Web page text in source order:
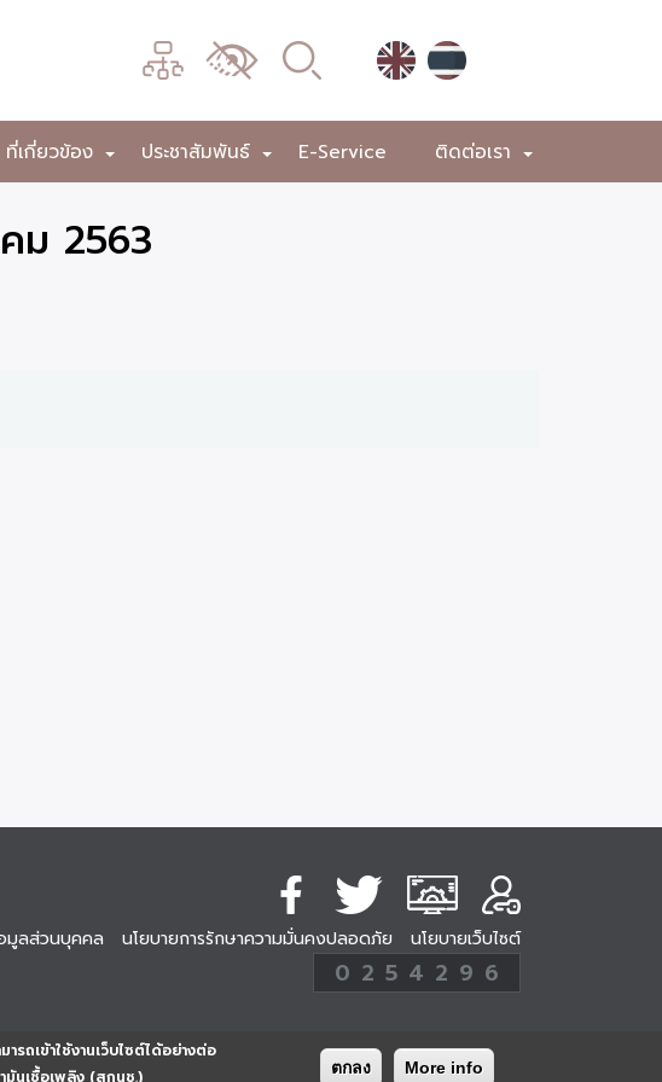
ถเข้าใช้งานเว็บไซต์ได้อย่างต่อ
มันเชื้อเพลิง (สกนช.)
ตกลง More info
เมนู
เปลี่ยน
ผล
+
เกี่ยวข้อง +
ประชาสัมพันธ์ E-Service +
ติดต่อเรา
ม 2563
มูลส่วนบุคคล นโยบายการรักษาความมั่นคงปลอดภัย นโยบายเว็บไซต์
254296
ครั้ง
0 2 5 4 2 9 6